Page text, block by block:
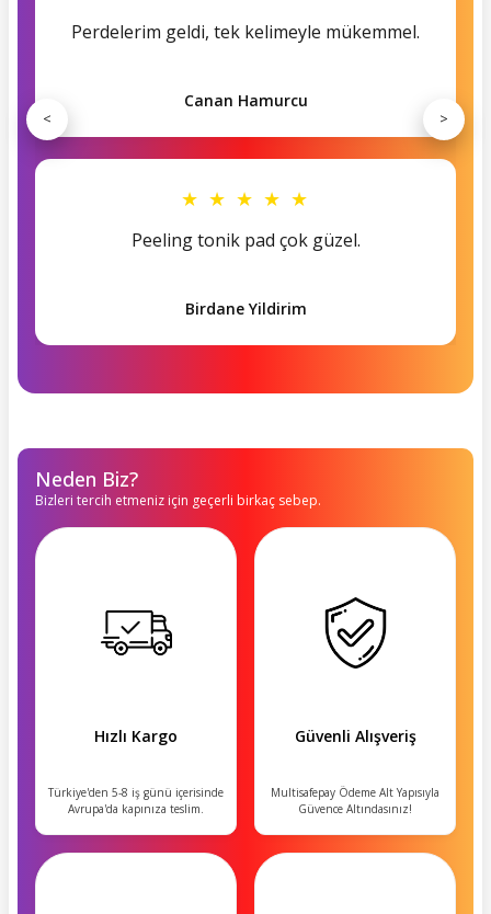
Perdelerim geldi, tek kelimeyle mükemmel.
Canan Hamurcu
★ ★ ★ ★ ★
Peeling tonik pad çok güzel.
Birdane Yildirim
< >
Neden Biz?
Bizleri tercih etmeniz için geçerli birkaç sebep.
Hızlı Kargo
Türkiye'den 5-8 iş günü içerisinde
Avrupa'da kapınıza teslim.
Güvenli Alışveriş
Multisafepay Ödeme Alt Yapısıyla
Güvence Altındasınız!